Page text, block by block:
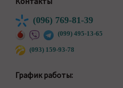
(096) 769-81-39
(099) 495-13-65
(093) 159-93-78
График работы: